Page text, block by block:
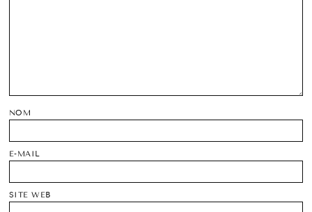
NOM
E-MAIL
SITE WEB